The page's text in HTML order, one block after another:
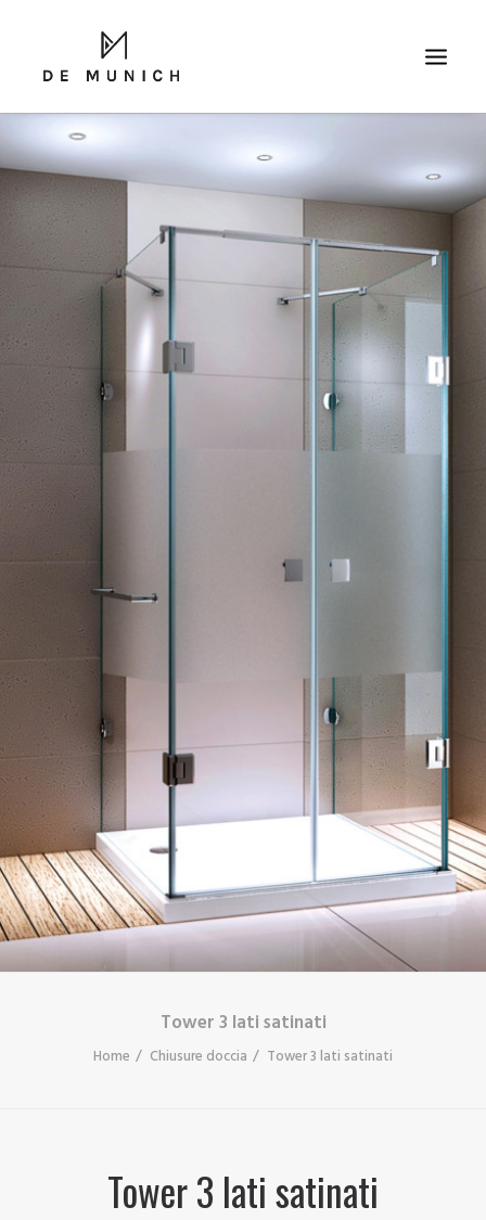
RICERCA
Tower 3 lati satinati
Home Chiusure doccia Tower 3 lati satinati
Tower 3 lati satinati